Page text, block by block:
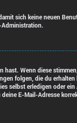
sich keine neuen
Administration.
Wenn diese
folgen, die du
selbst erledigen oder
E-Mail-Adresse